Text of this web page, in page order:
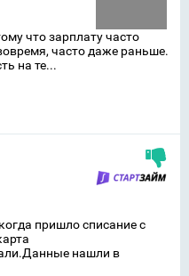
что зарплату часто
часто даже раньше.
на те...
пришло списание с
нашли в